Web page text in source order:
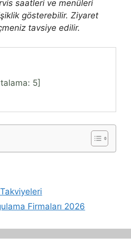
saatleri ve menüleri
gösterebilir. Ziyaret
tavsiye edilir.
5]
Firmaları 2026